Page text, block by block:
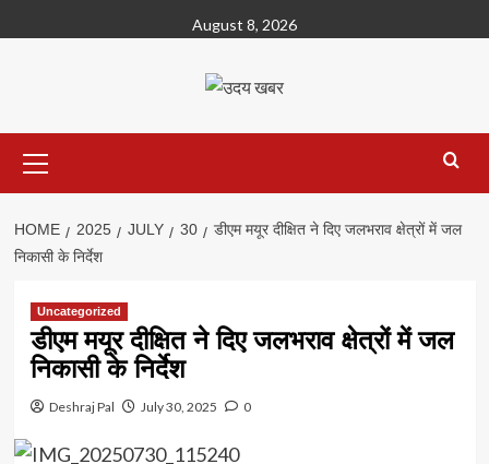
to
August 8, 2026
Menu
HOME 2025 JULY 30
डीएम मयूर दीक्षित ने दिए जलभराव क्षेत्रों में जल
निकासी के निर्देश
Uncategorized
डीएम मयूर दीक्षित ने दिए जलभराव क्षेत्रों में जल
निकासी के निर्देश
Deshraj Pal July 30, 2025 0